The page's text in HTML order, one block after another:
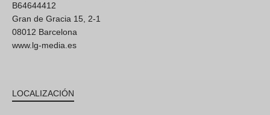
B64644412
Gran de Gracia 15, 2-1
08012 Barcelona
www.lg-media.es
LOCALIZACIÓN